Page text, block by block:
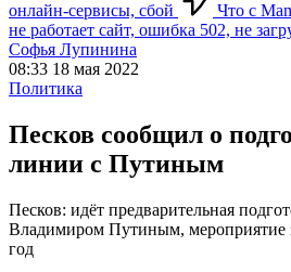
онлайн-сервисы, сбой
Что с
не работает сайт, ошибка 502, не
Софья Лупинина
08:33 18 мая 2022
Политика
Песков сообщил о
линии с Путиным
Песков: идёт предварительная
Владимиром Путиным, мероприятие
год